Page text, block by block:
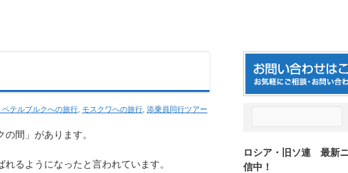
ペテルブルクへの旅行 モスクワへの旅行 添乗員同行ツアー
間」があります。
るようになったと言われています。
ロシア・旧ソ連 最新
信中！